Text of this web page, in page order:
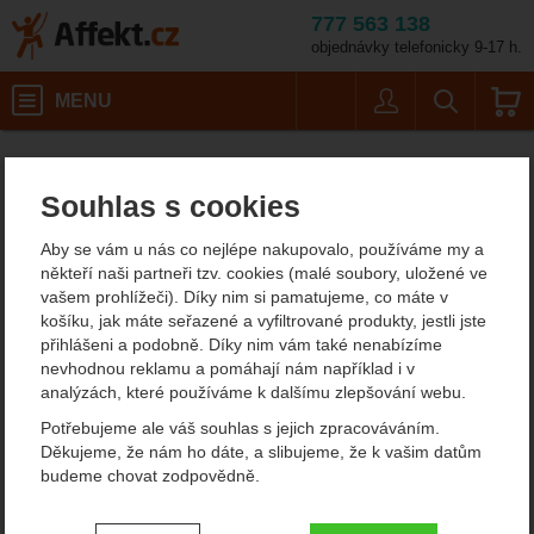
Souhlas s cookies
Aby se vám u nás co nejlépe nakupovalo, používáme my a
někteří naši partneři tzv. cookies (malé soubory, uložené ve
vašem prohlížeči). Díky nim si pamatujeme, co máte v
košíku, jak máte seřazené a vyfiltrované produkty, jestli jste
přihlášeni a podobně. Díky nim vám také nenabízíme
nevhodnou reklamu a pomáhají nám například i v
analýzách, které používáme k dalšímu zlepšování webu.
Potřebujeme ale váš souhlas s jejich zpracováváním.
Děkujeme, že nám ho dáte, a slibujeme, že k vašim datům
budeme chovat zodpovědně.
Nastavení souhlasů s kategoriemi
777 563 138
objednávky telefonicky 9-17 h.
MENU
Kotvící prostředky Singing Rock
Singing Rock kotvící
prostředky
Máme pro vás kotevní prostředky Singing Rock, které se vám hodí
pro zajištění při průmyslovém lezení, práci ve výškách s lanovým
přístupem nebo arboristice. Hodí se pro ukotvení pracovníka (jsou
certifikované jako OOP) i materiálu.
Filtrování podle parametrů
CENA (KČ)